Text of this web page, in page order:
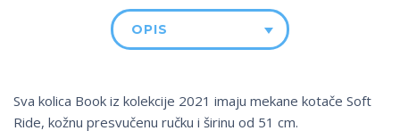
OPIS
Sva kolica Book iz kolekcije 2021 imaju mekane kotače Soft
Ride, kožnu presvučenu ručku i širinu od 51 cm.